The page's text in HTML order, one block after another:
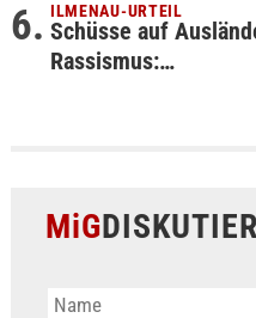
ILMENAU-URTEIL
Schüsse auf
Rassismus:…
MiG